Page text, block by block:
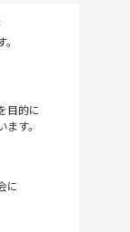
目的に
す。
に